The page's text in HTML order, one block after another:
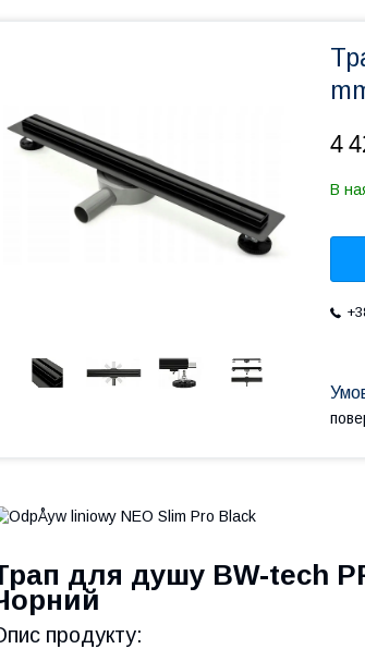
4
В
для душу BW-tech
продукту: